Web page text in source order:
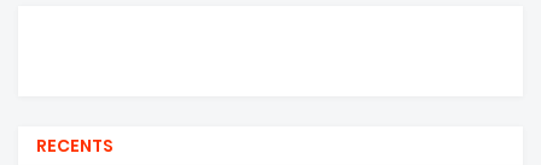
RECENTS